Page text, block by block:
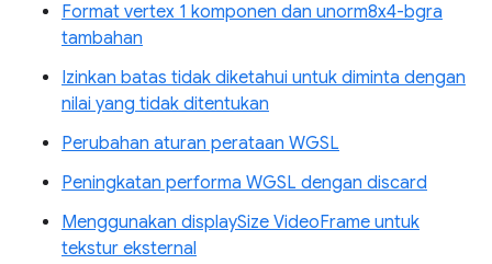
Format vertex 1 komponen dan unorm8x4-bgra
tambahan
Izinkan batas tidak diketahui untuk diminta dengan
nilai yang tidak ditentukan
Perubahan aturan perataan WGSL
Peningkatan performa WGSL dengan discard
Menggunakan displaySize VideoFrame untuk
tekstur eksternal